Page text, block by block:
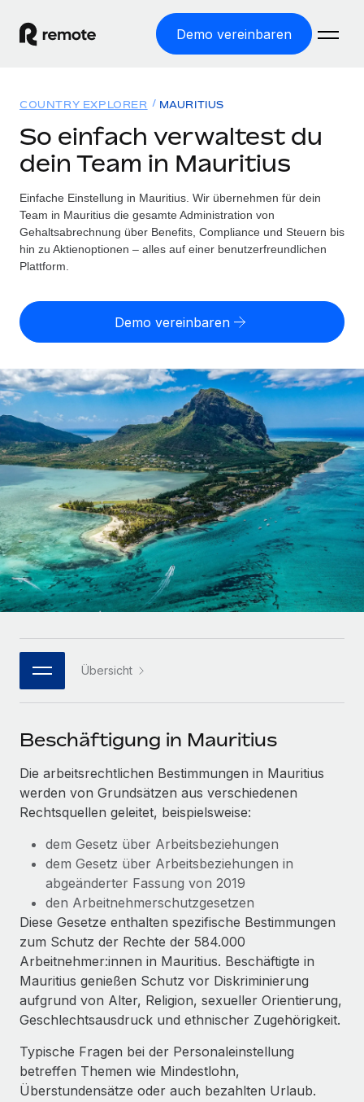
Demo vereinbaren
WELTWEITE BESCHÄFTIGUNG
Globale Payroll
Einfache, rechtssicher Payroll
Employer of Record
Weltweites Wachstum ohne Kosten für Niederlassungen
Contractor of Record
Rechtssichere, weltweite Arbeit mit Freelancer:innen
Globales Onboarding und Verwalten von
Freelancer:innen
PEO
Auslagern von komplexen HR-Aufgaben
INFRASTRUKTUR
Remote Embedded
Nahtlose Integration der HR in bestehende Abläufe
Plattform
Integrierte HR-Kernfunktionen für dein Team
MCP
Integrationen
Tools
DIENSTLEISTUNGEN
Frag unsere Expert:innen
Hilfe von Expert:innen für globale HR & Compliance
Background-Checks
Einfacheres Bewerber:innen-Screening
Compliance Watchtower
Lückenlose Compliance
Geräteverwaltung
Globale Bereitstellung und Verfolgung von IT-
Geräten
Gründung von Niederlassungen
Schnelle, rechtssichere Gründung von
Lösungen
WELTWEITE ABDECKUNG
Country Explorer
Länderspezifische Unterstützung bei der Einstellung
Einfache Einstellung in allen US-Bundesstaaten
WACHSTUMSPHASE
Startups
Agile HR- und Payroll-Lösungen für wachsende
Unternehmen
Mittelstand
Maßgeschneiderte HR-Lösungen, um Teams zu
vergrößern
Enterprise
Globale HR für Konzerne und Großunternehmen
PARTNER WERDEN
Flexible Einbettung von Global-HR-Funktionen in deine
Partner werden
Entdecke die Möglichkeiten einer Partnerschaft
Remote Build
Demnächst verfügbar
FALLSTUDIEN
So hat der KI-Vorreiter Weaviate sein Team mit
Remote um 120 % vergrößert
Weaviate auf einen Blick Weaviate entwickelt KI-basierte
Open-Source-Infrastrukturen. Das...
Mehr erfahren
Strategische Partnerschaft zwischen
Reverse Tech und Remote für Contractor
Ressourcen
TOOLS UND RECHNER
Scheinselbstständigkeitsrisiko berechnen
Personalkostenrechner
Gesamtbeschäftigungskosten
Honorarzahlungen berechnen
Informationen zu möglichen Währungen und
Abwicklungsfristen für globale Freelancer:innen
LERNEN MIT REMOTE
Forschung und Leitfäden
Fallstudien
HR-Glossar
Bibliothek für Stellenbeschreibungen
Webinare
Events
Newsroom
Informationen zu Gehältern und Qualifikationen
Hol dir Unterstützung
Alle Ressourcen anzeigen
BLOG
Globale Payroll
EOR und PEO
Contractor Management
Preise
Nederlands
Français
Deutsch
Español
Italiano
Português (Portugal)
한국어
Anmelden
COUNTRY EXPLORER MAURITIUS
So einfach verwaltest du
dein Team in Mauritius
Einfache Einstellung in Mauritius. Wir übernehmen für dein
Team in Mauritius die gesamte Administration von
Gehaltsabrechnung über Benefits, Compliance und Steuern bis
hin zu Aktienoptionen – alles auf einer benutzerfreundlichen
Plattform.
Demo vereinbaren
Übersicht
Beschäftigung in Mauritius
Die arbeitsrechtlichen Bestimmungen in Mauritius
werden von Grundsätzen aus verschiedenen
Rechtsquellen geleitet, beispielsweise:
dem Gesetz über Arbeitsbeziehungen
dem Gesetz über Arbeitsbeziehungen in
abgeänderter Fassung von 2019
den Arbeitnehmerschutzgesetzen
Diese Gesetze enthalten spezifische Bestimmungen
zum Schutz der Rechte der 584.000
Arbeitnehmer:innen in Mauritius. Beschäftigte in
Mauritius genießen Schutz vor Diskriminierung
aufgrund von Alter, Religion, sexueller Orientierung,
Geschlechtsausdruck und ethnischer Zugehörigkeit.
Typische Fragen bei der Personaleinstellung
betreffen Themen wie Mindestlohn,
Überstundensätze oder auch bezahlten Urlaub.